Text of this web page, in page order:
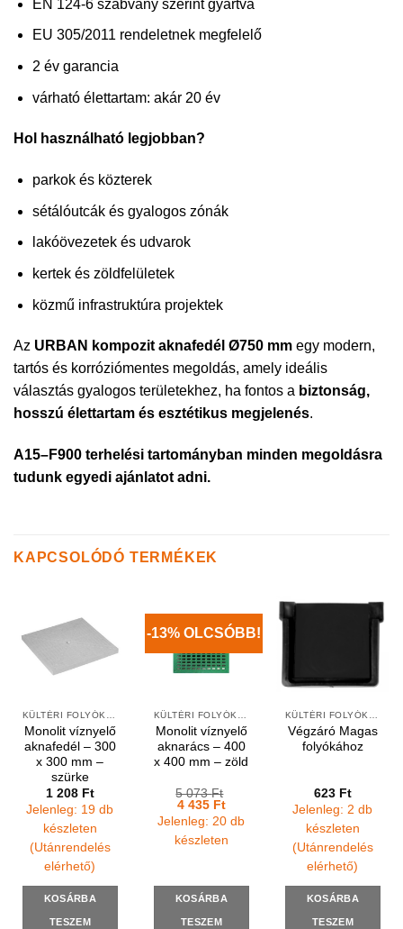
EN 124-6 szabvány szerint gyártva
EU 305/2011 rendeletnek megfelelő
2 év garancia
várható élettartam: akár 20 év
Hol használható legjobban?
parkok és közterek
sétálóutcák és gyalogos zónák
lakóövezetek és udvarok
kertek és zöldfelületek
közmű infrastruktúra projektek
Az URBAN kompozit aknafedél Ø750 mm egy modern,
tartós és korróziómentes megoldás, amely ideális
választás gyalogos területekhez, ha fontos a biztonság,
hosszú élettartam és esztétikus megjelenés.
A15–F900 terhelési tartományban minden megoldásra
tudunk egyedi ajánlatot adni.
KAPCSOLÓDÓ TERMÉKEK
Monolit víznyelő
aknafedél – 300
x 300 mm –
szürke
1 208 Ft
Jelenleg: 19 db
készleten
(Utánrendelés
elérhető)
KOSÁRBA
TESZEM
-13% OLCSÓBB!
Monolit víznyelő
aknarács – 400
x 400 mm – zöld
5 073Ft
Original
price
was:
5
4 435 FtCurrent
price
is:
4
Jelenleg: 20 db
készleten
KOSÁRBA
TESZEM
Végzáró Magas
folyókához
623 Ft
Jelenleg: 2 db
készleten
(Utánrendelés
elérhető)
KOSÁRBA
TESZEM